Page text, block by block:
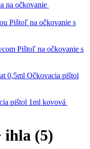
na očkovanie
Pištoľ na očkovanie s
Pištoľ na očkovanie s
Očkovacia pištol
pištol 1ml kovová
ihla (5)